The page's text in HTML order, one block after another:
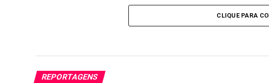
CLIQUE PARA
REPORTAGENS